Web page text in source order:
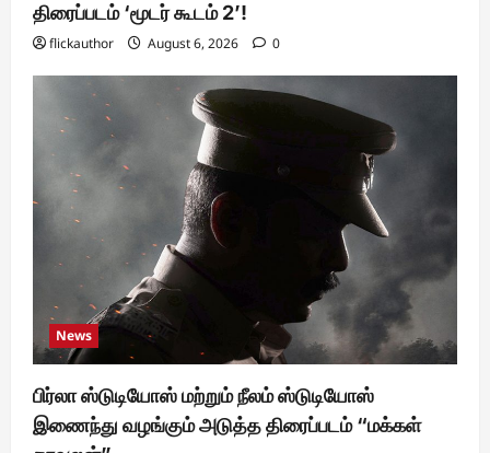
திரைப்படம் ‘மூடர் கூடம் 2’!
flickauthor August 6, 2026 0
News
பிர்லா ஸ்டுடியோஸ் மற்றும் நீலம் ஸ்டுடியோஸ்
இணைந்து வழங்கும் அடுத்த திரைப்படம் “மக்கள்